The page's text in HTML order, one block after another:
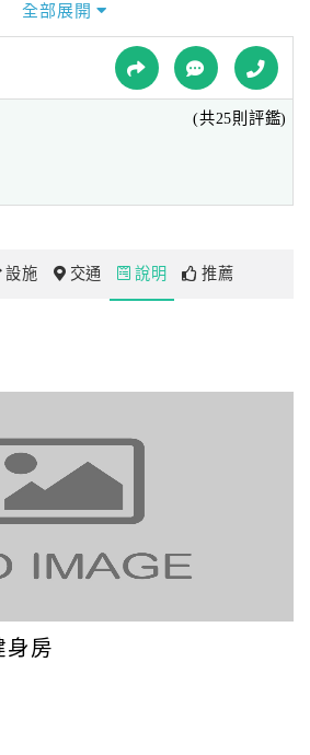
車、休旅車及九人座小巴。
上網／傳真影印服務／小型會議功
、茶包、咖啡包、礦泉水免費供應。
自助洗衣機、烘乾機、熨斗及燙衣
全部展開
(共25則評鑑)
設施 交通 說明 推薦
身房